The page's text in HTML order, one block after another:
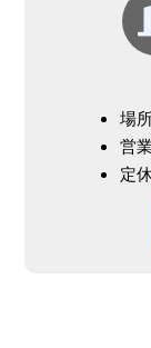
場
営
定